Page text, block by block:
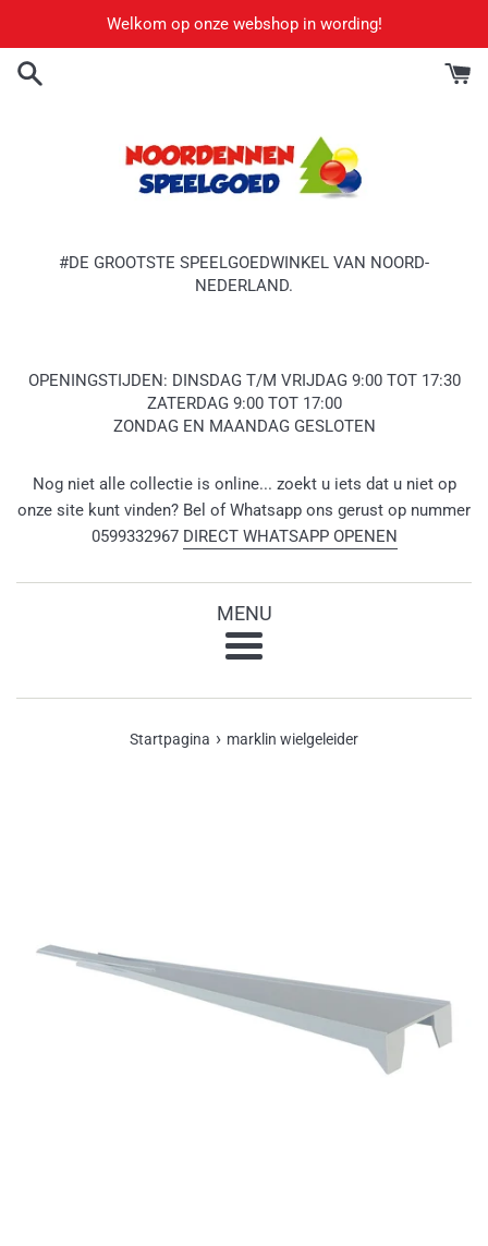
content
Welkom op onze webshop in wording!
#DE GROOTSTE SPEELGOEDWINKEL VAN NOORD-
NEDERLAND.
OPENINGSTIJDEN: DINSDAG T/M VRIJDAG 9:00 TOT 17:30
ZATERDAG 9:00 TOT 17:00
ZONDAG EN MAANDAG GESLOTEN
Nog niet alle collectie is online... zoekt u iets dat u niet op
onze site kunt vinden? Bel of Whatsapp ons gerust op nummer
0599332967 DIRECT WHATSAPP OPENEN
MENU
Startpagina › marklin wielgeleider